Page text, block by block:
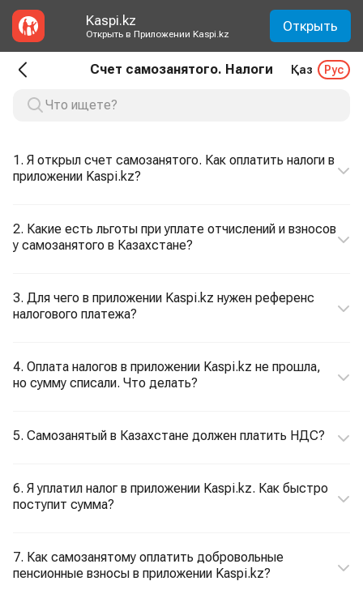
Kaspi.kz
Открыть в Приложении Kaspi.kz Открыть
Счет самозанятого. Налоги Қаз Рус
1. Я открыл счет самозанятого. Как оплатить налоги в
приложении Kaspi.kz?
2. Какие есть льготы при уплате отчислений и взносов
у самозанятого в Казахстане?
3. Для чего в приложении Kaspi.kz нужен референс
налогового платежа?
4. Оплата налогов в приложении Kaspi.kz не прошла,
но сумму списали. Что делать?
5. Самозанятый в Казахстане должен платить НДС?
6. Я уплатил налог в приложении Kaspi.kz. Как быстро
поступит сумма?
7. Как самозанятому оплатить добровольные
пенсионные взносы в приложении Kaspi.kz?